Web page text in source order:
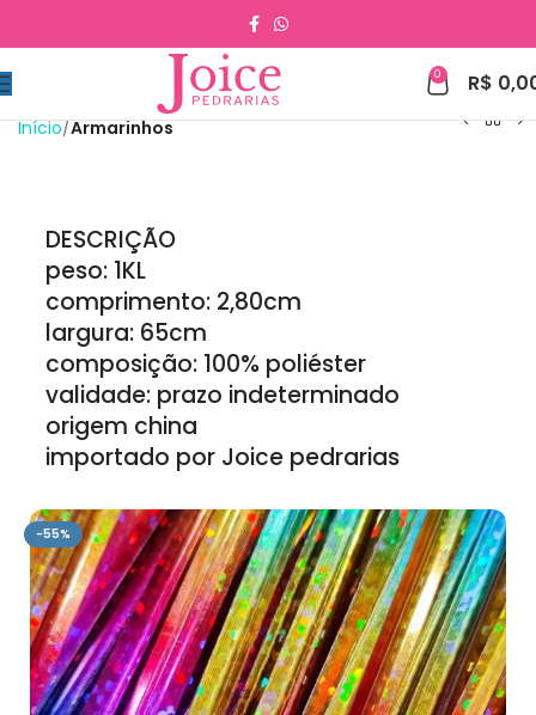
0 R$
Início Armarinhos
-55%
DESCRIÇÃO
peso: 1KL
comprimento: 2,80cm
largura: 65cm
composição: 100% poliéster
validade: prazo indeterminado
origem china
importado por Joice pedrarias